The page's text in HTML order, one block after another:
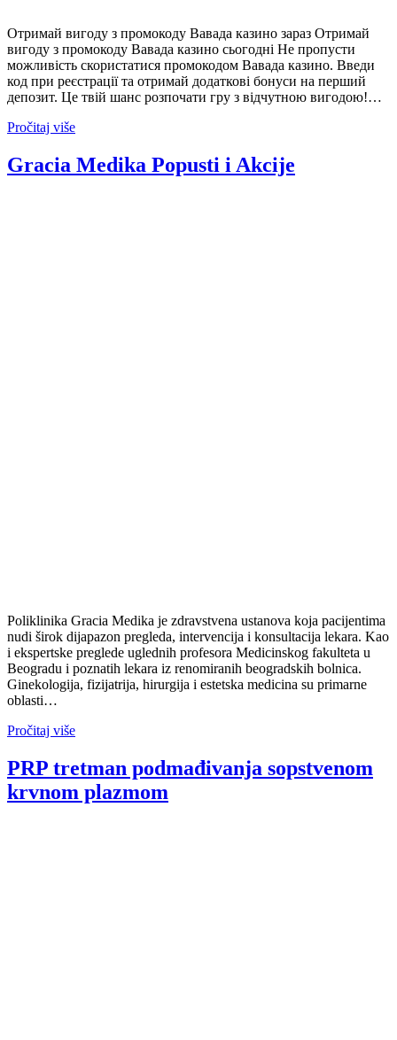
Отримай вигоду з промокоду Вавада казино зараз Отримай
вигоду з промокоду Вавада казино сьогодні Не пропусти
можливість скористатися промокодом Вавада казино. Введи
код при реєстрації та отримай додаткові бонуси на перший
депозит. Це твій шанс розпочати гру з відчутною вигодою!…
Pročitaj više
Gracia Medika Popusti i Akcije
Poliklinika Gracia Medika je zdravstvena ustanova koja pacijentima
nudi širok dijapazon pregleda, intervencija i konsultacija lekara. Kao
i ekspertske preglede uglednih profesora Medicinskog fakulteta u
Beogradu i poznatih lekara iz renomiranih beogradskih bolnica.
Ginekologija, fizijatrija, hirurgija i estetska medicina su primarne
oblasti…
Pročitaj više
PRP tretman podmađivanja sopstvenom
krvnom plazmom